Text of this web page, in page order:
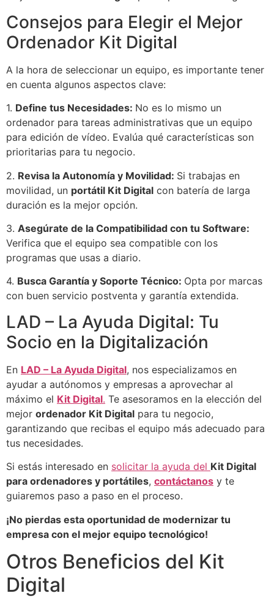
Consejos para Elegir el Mejor
Ordenador Kit Digital
A la hora de seleccionar un equipo, es importante tener
en cuenta algunos aspectos clave:
1. Define tus Necesidades: No es lo mismo un
ordenador para tareas administrativas que un equipo
para edición de vídeo. Evalúa qué características son
prioritarias para tu negocio.
2. Revisa la Autonomía y Movilidad: Si trabajas en
movilidad, un portátil Kit Digital con batería de larga
duración es la mejor opción.
3. Asegúrate de la Compatibilidad con tu Software:
Verifica que el equipo sea compatible con los
programas que usas a diario.
4. Busca Garantía y Soporte Técnico: Opta por marcas
con buen servicio postventa y garantía extendida.
LAD – La Ayuda Digital: Tu
Socio en la Digitalización
En LAD – La Ayuda Digital, nos especializamos en
ayudar a autónomos y empresas a aprovechar al
máximo el Kit Digital. Te asesoramos en la elección del
mejor ordenador Kit Digital para tu negocio,
garantizando que recibas el equipo más adecuado para
tus necesidades.
Si estás interesado en solicitar la ayuda del Kit Digital
para ordenadores y portátiles, contáctanos y te
guiaremos paso a paso en el proceso.
¡No pierdas esta oportunidad de modernizar tu
empresa con el mejor equipo tecnológico!
Otros Beneficios del Kit
Digital